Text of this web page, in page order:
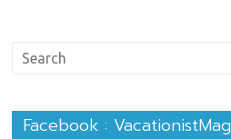
Facebook : VacationistMag